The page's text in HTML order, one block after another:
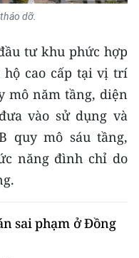
dỡ.
tư khu phức hợp
cao cấp tại vị trí
mô năm tầng, diện
vào sử dụng và
quy mô sáu tầng,
năng đình chỉ do
sai phạm ở Đồng